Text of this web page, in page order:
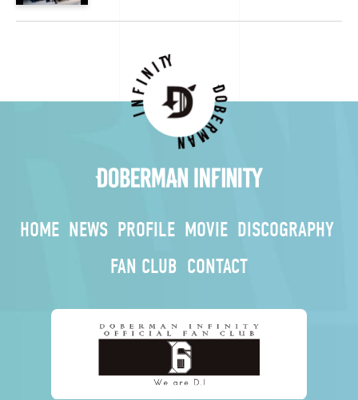
HOME NEWS PROFILE MOVIE DISCOGRAPHY
FAN CLUB CONTACT